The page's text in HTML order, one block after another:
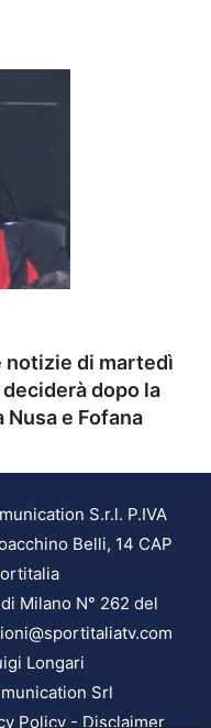
notizie di martedì
dopo la
Nusa e Fofana
S.r.l. P.IVA
Belli, 14 CAP
Milano N° 262 del
Longari
Srl
Policy-Disclaimer